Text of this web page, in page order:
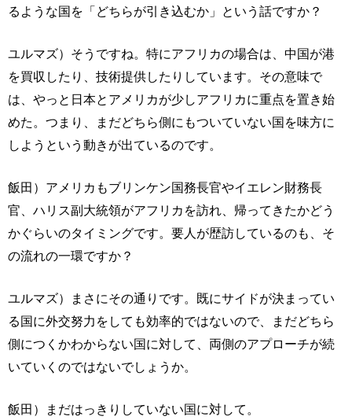
るような国を「どちらが引き込むか」という話ですか？
ユルマズ）そうですね。特にアフリカの場合は、中国が港
を買収したり、技術提供したりしています。その意味で
は、やっと日本とアメリカが少しアフリカに重点を置き始
めた。つまり、まだどちら側にもついていない国を味方に
しようという動きが出ているのです。
飯田）アメリカもブリンケン国務長官やイエレン財務長
官、ハリス副大統領がアフリカを訪れ、帰ってきたかどう
かぐらいのタイミングです。要人が歴訪しているのも、そ
の流れの一環ですか？
ユルマズ）まさにその通りです。既にサイドが決まってい
る国に外交努力をしても効率的ではないので、まだどちら
側につくかわからない国に対して、両側のアプローチが続
いていくのではないでしょうか。
飯田）まだはっきりしていない国に対して。